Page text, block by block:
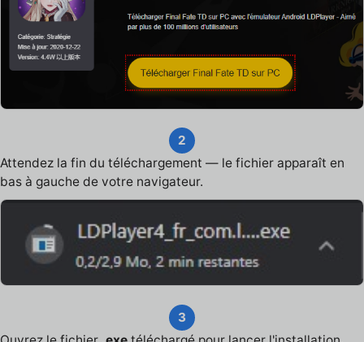
2
Attendez la fin du téléchargement — le fichier apparaît en
bas à gauche de votre navigateur.
3